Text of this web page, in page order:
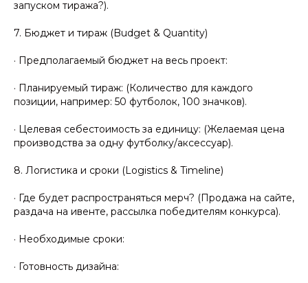
запуском тиража?).
7. Бюджет и тираж (Budget & Quantity)
· Предполагаемый бюджет на весь проект:
· Планируемый тираж: (Количество для каждого
позиции, например: 50 футболок, 100 значков).
· Целевая себестоимость за единицу: (Желаемая цена
производства за одну футболку/аксессуар).
8. Логистика и сроки (Logistics & Timeline)
· Где будет распространяться мерч? (Продажа на сайте,
раздача на ивенте, рассылка победителям конкурса).
· Необходимые сроки:
· Готовность дизайна: